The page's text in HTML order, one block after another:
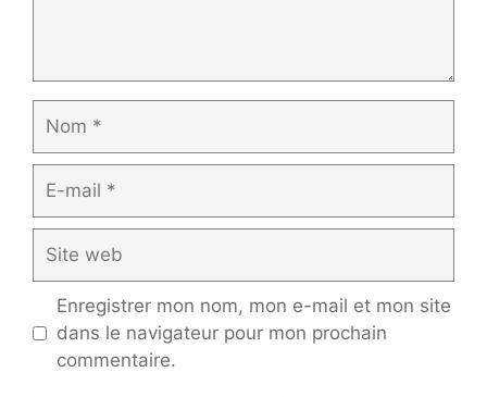
mail
web
Enregistrer mon nom, mon e-mail et mon site
dans le navigateur pour mon prochain
commentaire.